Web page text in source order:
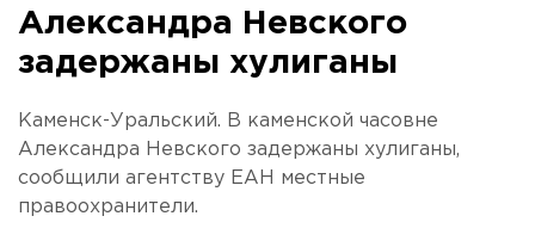
Александра Невского
задержаны хулиганы
Каменск-Уральский. В каменской часовне
Александра Невского задержаны хулиганы,
сообщили агентству ЕАН местные
правоохранители.